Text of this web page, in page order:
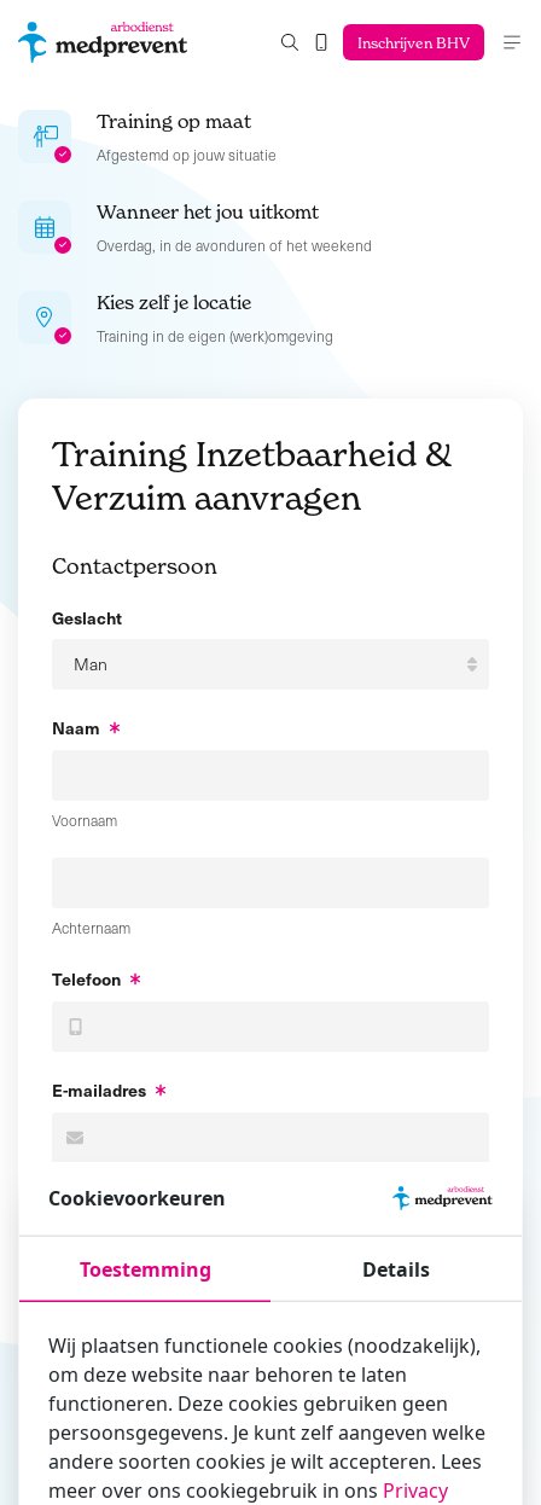
Inschrijven BHV
Training op maat
Afgestemd op jouw situatie
Wanneer het jou uitkomt
Overdag, in de avonduren of het weekend
Kies zelf je locatie
Training in de eigen (werk)omgeving
Training Inzetbaarheid &
Verzuim aanvragen
Contactpersoon
Geslacht
Naam
Voornaam
Achternaam
Telefoon
E-mailadres
Organisatiegegevens
Locatie
Aantal deelnemers
Cookievoorkeuren
Toestemming Details
Wij plaatsen functionele cookies (noodzakelijk),
om deze website naar behoren te laten
functioneren. Deze cookies gebruiken geen
persoonsgegevens. Je kunt zelf aangeven welke
andere soorten cookies je wilt accepteren. Lees
meer over ons cookiegebruik in ons Privacy